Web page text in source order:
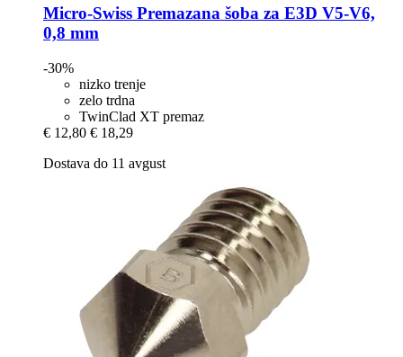
Micro-Swiss Premazana šoba za E3D V5-​V6,
0,8 mm
-30%
nizko trenje
zelo trdna
TwinClad XT premaz
€ 12,80 € 18,29
Dostava do 11 avgust